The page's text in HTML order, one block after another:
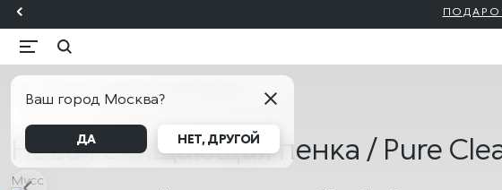
Ваш город Москва?
ДА НЕТ, ДРУГОЙ
KIKO Милан
Новая очищающая пенка / Pure
Мусс